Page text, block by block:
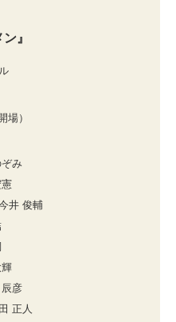
』
場）
み
憲
井 俊輔
彦
正⼈